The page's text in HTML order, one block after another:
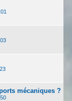
mécaniques ?